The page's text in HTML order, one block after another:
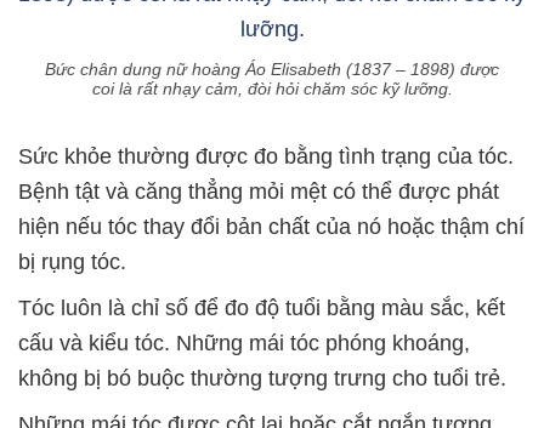
Bức chân dung nữ hoàng Áo Elisabeth (1837 – 1898) được
coi là rất nhạy cảm, đòi hỏi chăm sóc kỹ lưỡng.
Sức khỏe thường được đo bằng tình trạng của tóc.
Bệnh tật và căng thẳng mỏi mệt có thể được phát
hiện nếu tóc thay đổi bản chất của nó hoặc thậm chí
bị rụng tóc.
Tóc luôn là chỉ số để đo độ tuổi bằng màu sắc, kết
cấu và kiểu tóc. Những mái tóc phóng khoáng,
không bị bó buộc thường tượng trưng cho tuổi trẻ.